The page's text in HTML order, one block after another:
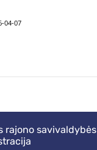
04-07
rajono savivaldybės